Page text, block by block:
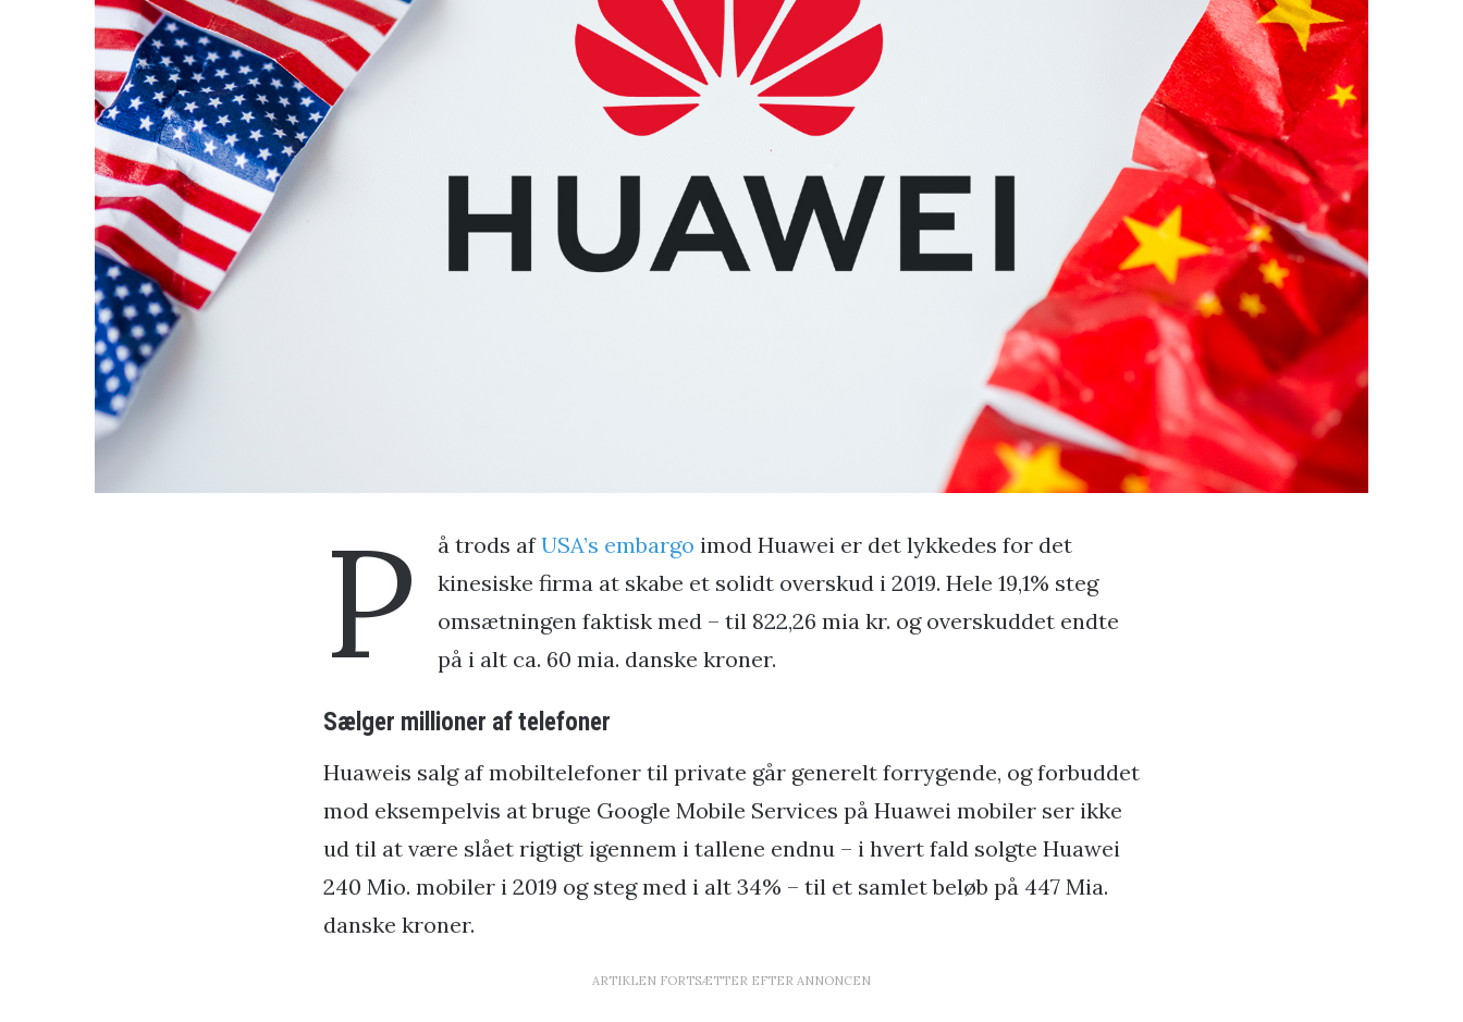
P å trods afUSA’s embargo imod Huawei er det lykkedes for det
kinesiske firma at skabe et solidt overskud i 2019. Hele 19,1% steg
omsætningen faktisk med – til 822,26 mia kr. og overskuddet endte
på i alt ca. 60 mia. danske kroner.
Sælger millioner af telefoner
Huaweis salg af mobiltelefoner til private går generelt forrygende, og forbuddet
mod eksempelvis at bruge Google Mobile Services på Huawei mobiler ser ikke
ud til at være slået rigtigt igennem i tallene endnu – i hvert fald solgte Huawei
240 Mio. mobiler i 2019 og steg med i alt 34% – til et samlet beløb på 447 Mia.
danske kroner.
ARTIKLEN FORTSÆTTER EFTER ANNONCEN